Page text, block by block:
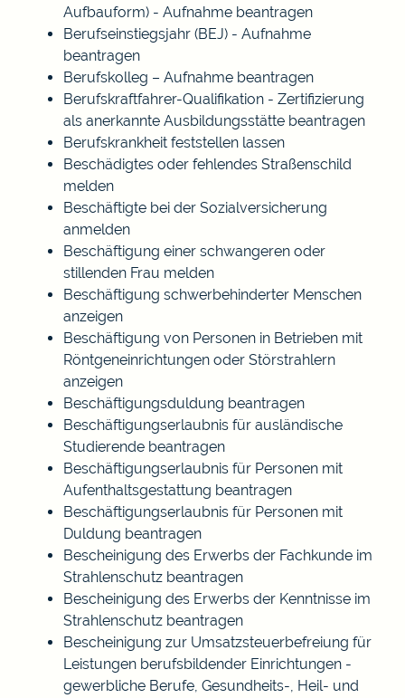
Aufbauform) - Aufnahme beantragen
Berufseinstiegsjahr (BEJ) - Aufnahme
beantragen
Berufskolleg – Aufnahme beantragen
Berufskraftfahrer-Qualifikation - Zertifizierung
als anerkannte Ausbildungsstätte beantragen
Berufskrankheit feststellen lassen
Beschädigtes oder fehlendes Straßenschild
melden
Beschäftigte bei der Sozialversicherung
anmelden
Beschäftigung einer schwangeren oder
stillenden Frau melden
Beschäftigung schwerbehinderter Menschen
anzeigen
Beschäftigung von Personen in Betrieben mit
Röntgeneinrichtungen oder Störstrahlern
anzeigen
Beschäftigungsduldung beantragen
Beschäftigungserlaubnis für ausländische
Studierende beantragen
Beschäftigungserlaubnis für Personen mit
Aufenthaltsgestattung beantragen
Beschäftigungserlaubnis für Personen mit
Duldung beantragen
Bescheinigung des Erwerbs der Fachkunde im
Strahlenschutz beantragen
Bescheinigung des Erwerbs der Kenntnisse im
Strahlenschutz beantragen
Bescheinigung zur Umsatzsteuerbefreiung für
Leistungen berufsbildender Einrichtungen -
gewerbliche Berufe, Gesundheits-, Heil- und